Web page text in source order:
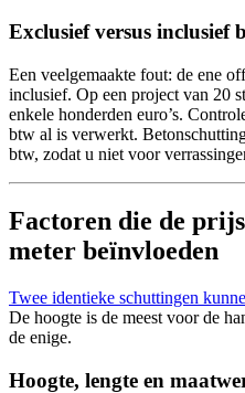
Exclusief versus inclusief
Een veelgemaakte fout: de ene
inclusief. Op een project van 20
enkele honderden euro’s.
btw al is verwerkt.
btw, zodat u niet voor
Factoren die de
meter beïnvloeden
Twee identieke schuttingen
De hoogte is de meest voor de
de enige.
Hoogte, lengte en